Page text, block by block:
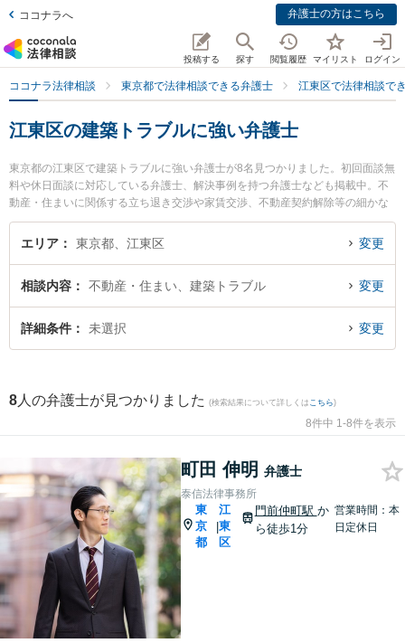
ココナラへ 弁護士の方はこちら
投稿する 探す 閲覧履歴 マイリスト ログイン
ココナラ法律相談 東京都で法律相談できる弁護士 江東区で法律相談で
江東区の建築トラブルに強い弁護士
東京都の江東区で建築トラブルに強い弁護士が8名見つかりました。初回面談無
料や休日面談に対応している弁護士、解決事例を持つ弁護士なども掲載中。不
動産・住まいに関係する立ち退き交渉や家賃交渉、不動産契約解除等の細かな
分野での絞り込み検索もでき便利です。特に泰信法律事務所の町田 伸明弁護士
や森下総合法律事務所の青山 侑源弁護士、渡瀨・國松法律事務所の本橋 典也弁
たい』『建築トラブルのトラブル解決の実績豊富な近くの弁護士を検索した
い』『初回相談無料で建築トラブルを法律相談できる江東区内の弁護士に相談
予約したい』などでお困りの相談者さんにおすすめです。
エリア 東京都、江東区 変更
相談内容 不動産・住まい、建築トラブル 変更
詳細条件 未選択 変更
8 人の弁護士が見つかりました (検索結果について詳しくは こちら)
8件中 1-8件を表示
町田 伸明 弁護士
泰信法律事務所
東
京
都
|
江
東
区
門前仲町駅 か
ら徒歩1分
営業時間：本
日定休日